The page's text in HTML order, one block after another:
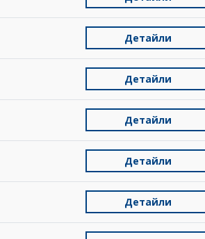
Детайли
Детайли
Детайли
Детайли
Детайли